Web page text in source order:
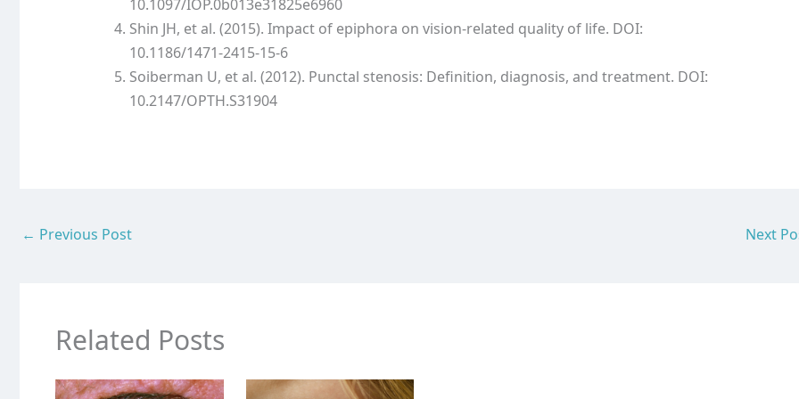
10.1097/IOP.0b013e31825e6960
Shin JH, et al. (2015). Impact of epiphora on vision-related quality of life. DOI:
10.1186/1471-2415-15-6
Soiberman U, et al. (2012). Punctal stenosis: Definition, diagnosis, and treatment. DOI:
10.2147/OPTH.S31904
← Previous Post Next
Related Posts